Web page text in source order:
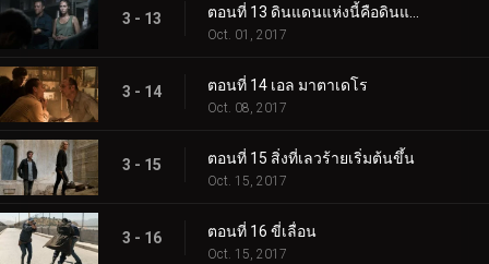
3 - 13
Oct. 01, 2017
3 - 14 ตอนที่ 14 เอล มาตาเดโร
Oct. 08, 2017
3 - 15 ตอนที่ 15 สิ่งที่เลวร้ายเริ่มต้นขึ้น
Oct. 15, 2017
3 - 16 ตอนที่ 16 ขี่เลื่อน
Oct. 15, 2017